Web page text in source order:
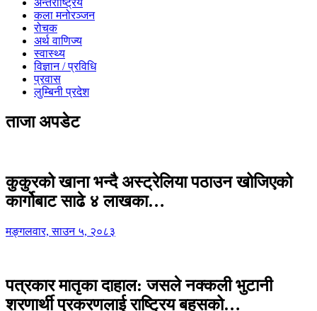
अन्तराष्ट्रिय
कला मनोरञ्जन
रोचक
अर्थ वाणिज्य
स्वास्थ्य
विज्ञान / प्रविधि
प्रवास
लुम्बिनी प्रदेश
ताजा अपडेट
कुकुरको खाना भन्दै अस्ट्रेलिया पठाउन खोजिएको
कार्गोबाट साढे ४ लाखका…
मङ्गलवार, साउन ५, २०८३
पत्रकार मातृका दाहाल: जसले नक्कली भुटानी
शरणार्थी प्रकरणलाई राष्ट्रिय बहसको…